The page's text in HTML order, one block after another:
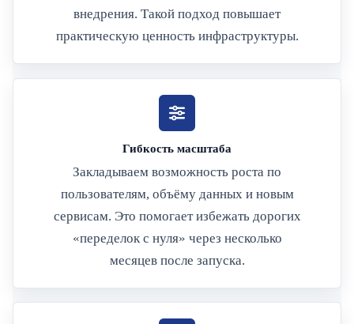
внедрения. Такой подход повышает
практическую ценность инфраструктуры.
Гибкость масштаба
Закладываем возможность роста по
пользователям, объёму данных и новым
сервисам. Это помогает избежать дорогих
«переделок с нуля» через несколько
месяцев после запуска.